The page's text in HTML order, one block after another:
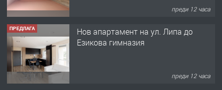
преди 12 часа
ПРЕДЛАГА
Нов апартамент на ул. Липа до
Езикова гимназия
преди 12 часа